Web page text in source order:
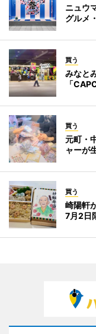
ニュウ
グルメ
買う
みなと
「
買う
元町・
ャーが
買う
崎陽軒
7月2日